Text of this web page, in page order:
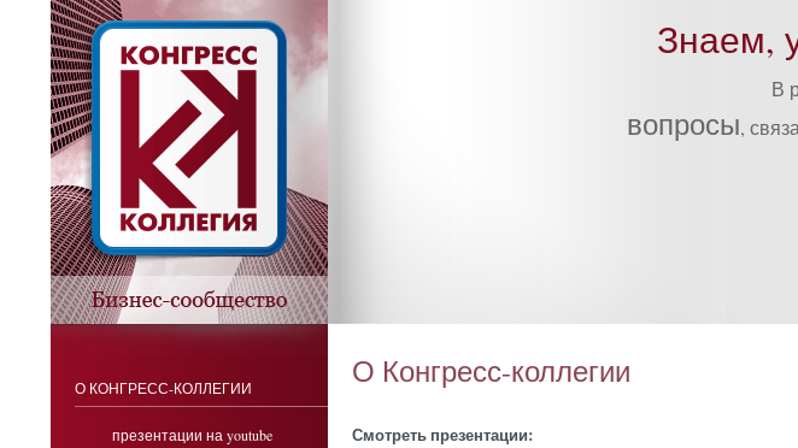
Знаем,
В
вопросы,
О Конгресс-коллегии
Смот­реть пре­зен­та­ции:
О КОНГРЕСС-КОЛЛЕГИИ
презентации на youtube